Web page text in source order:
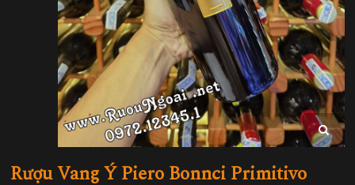
Rượu Vang Ý Piero Bonnci Primitivo